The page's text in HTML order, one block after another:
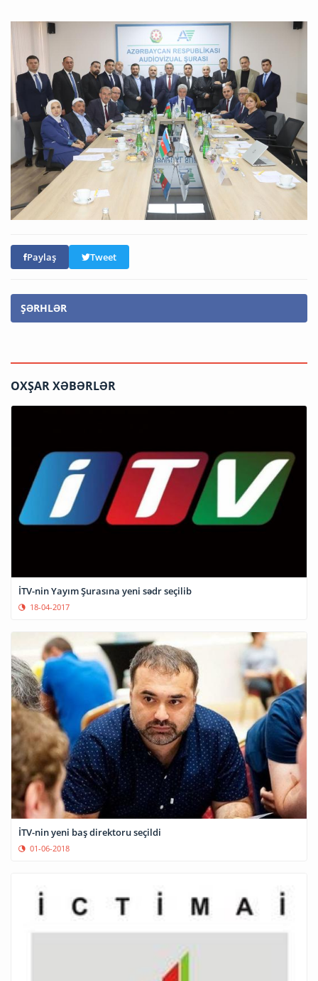
Paylaş Tweet
ŞƏRHLƏR
OXŞAR XƏBƏRLƏR
İTV-nin Yayım Şurasına yeni sədr seçilib
18-04-2017
İTV-nin yeni baş direktoru seçildi
01-06-2018